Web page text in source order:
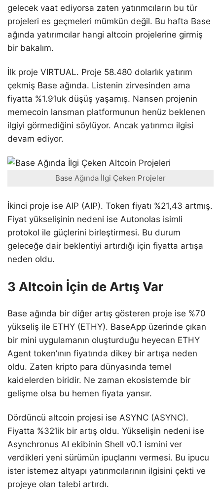
gelecek vaat ediyorsa zaten yatırımcıların bu tür
projeleri es geçmeleri mümkün değil. Bu hafta Base
ağında yatırımcılar hangi altcoin projelerine girmiş
bir bakalım.
İlk proje VIRTUAL. Proje 58.480 dolarlık yatırım
çekmiş Base ağında. Listenin zirvesinden ama
fiyatta %1.9’luk düşüş yaşamış. Nansen projenin
memecoin lansman platformunun henüz beklenen
ilgiyi görmediğini söylüyor. Ancak yatırımcı ilgisi
devam ediyor.
Base Ağında İlgi Çeken Projeler
İkinci proje ise AIP (AIP). Token fiyatı %21,43 artmış.
Fiyat yükselişinin nedeni ise Autonolas isimli
protokol ile güçlerini birleştirmesi. Bu durum
geleceğe dair beklentiyi artırdığı için fiyatta artışa
neden oldu.
3 Altcoin İçin de Artış Var
Base ağında bir diğer artış gösteren proje ise %70
yükseliş ile ETHY (ETHY). BaseApp üzerinde çıkan
bir mini uygulamanın oluşturduğu heyecan ETHY
Agent token’ının fiyatında dikey bir artışa neden
oldu. Zaten kripto para dünyasında temel
kaidelerden biridir. Ne zaman ekosistemde bir
gelişme olsa bu hemen fiyata yansır.
Dördüncü altcoin projesi ise ASYNC (ASYNC).
Fiyatta %32’lik bir artış oldu. Yükselişin nedeni ise
Asynchronus AI ekibinin Shell v0.1 ismini ver
verdikleri yeni sürümün ipuçlarını vermesi. Bu ipucu
ister istemez altyapı yatırımcılarının ilgisini çekti ve
projeye olan talebi artırdı.